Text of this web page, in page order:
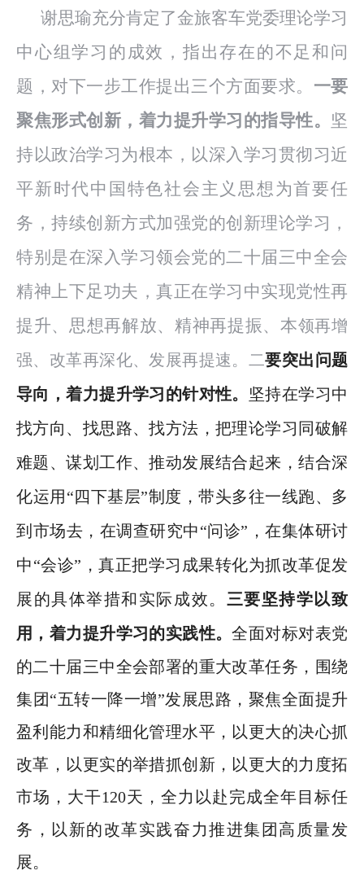
谢思瑜充分肯定了金旅客车党委理论学习
中心组学习的成效，指出存在的不足和问
题，对下一步工作提出三个方面要求。 一要
聚焦形式创新，着力提升学习的指导性。 坚
持以政治学习为根本，以深入学习贯彻习近
平新时代中国特色社会主义思想为首要任
务，持续创新方式加强党的创新理论学习，
特别是在深入学习领会党的二十届三中全会
精神上下足功夫，真正在学习中实现党性再
提升、思想再解放、精神再提振、本领再增
强、改革再深化、发展再提速。二要突出问题
导向，着力提升学习的针对性。 坚持在学习中
找方向、找思路、找方法，把理论学习同破解
难题、谋划工作、推动发展结合起来，结合深
化运用 “四下基层”制度，带头多往一线跑、多
到市场去，在调查研究中“问诊”，在集体研讨
中“会诊”，真正把学习成果转化为抓改革促发
展的具体举措和实际成效。 三要坚持学以致
用，着力提升学习的实践性。全面对标对表党
的二十届三中全会部署的重大改革任务，围绕
集团“五转一降一增”发展思路，聚焦全面提升
盈利能力和精细化管理水平，以更大的决心抓
改革，以更实的举措抓创新，以更大的力度拓
市场，大干120天，全力以赴完成全年目标任
务，以新的改革实践奋力推进集团高质量发
展。